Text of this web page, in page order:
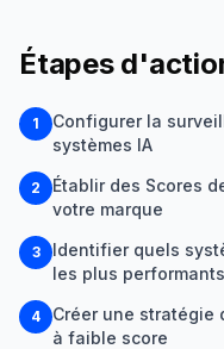
Étapes
1
Configurer la
systèmes IA
2
Établir des Scores
votre marque
3
Identifier quels
les plus performants
4
Créer une stratégie
à faible score